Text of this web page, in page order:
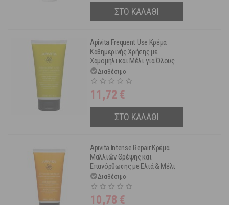
ΣΤΟ ΚΑΛΑΘΙ
Apivita Frequent Use Κρέμα
Καθημερινής Χρήσης με
Χαμομήλι και Μέλι για Όλους
τους Τύπους Μαλλιών 150 ml
Διαθέσιμο
11,72 €
ΣΤΟ ΚΑΛΑΘΙ
Apivita Intense Repair Κρέμα
Μαλλιών Θρέψης και
Επανόρθωσης με Ελιά & Μέλι
150 ml
Διαθέσιμο
10,78 €